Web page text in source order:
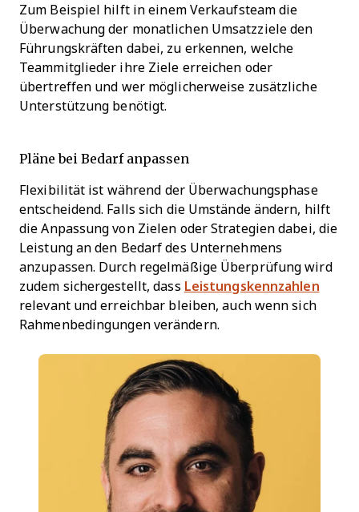
Zum Beispiel hilft in einem Verkaufsteam die
Überwachung der monatlichen Umsatzziele den
Führungskräften dabei, zu erkennen, welche
Teammitglieder ihre Ziele erreichen oder
übertreffen und wer möglicherweise zusätzliche
Unterstützung benötigt.
Pläne bei Bedarf anpassen
Flexibilität ist während der Überwachungsphase
entscheidend. Falls sich die Umstände ändern, hilft
die Anpassung von Zielen oder Strategien dabei, die
Leistung an den Bedarf des Unternehmens
anzupassen. Durch regelmäßige Überprüfung wird
zudem sichergestellt, dass Leistungskennzahlen
relevant und erreichbar bleiben, auch wenn sich
Rahmenbedingungen verändern.